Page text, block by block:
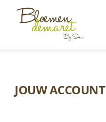
JOUW ACCOUNT